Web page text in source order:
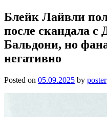
Блейк Лайвли
после скандала с
Бальдони, но
негативно
Posted on 05.09.2025 by poster